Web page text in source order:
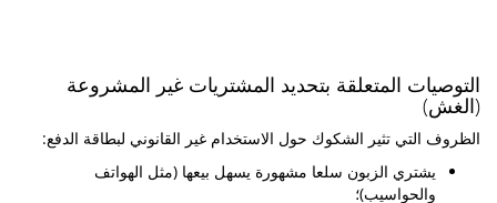
التوصيات المتعلقة بتحديد المشتريات غير المشروعة
(الغش)
الظروف التي تثير الشكوك حول الاستخدام غير القانوني لبطاقة الدفع:
يشتري الزبون سلعا مشهورة يسهل بيعها (مثل الهواتف
والحواسيب)؛